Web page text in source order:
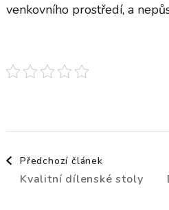
venkovního prostředí, a
Navigace
příspěvku
Předchozí článek
Kvalitní dílenské stoly